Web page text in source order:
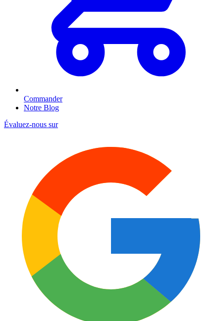
Commander
Notre Blog
Évaluez-nous sur